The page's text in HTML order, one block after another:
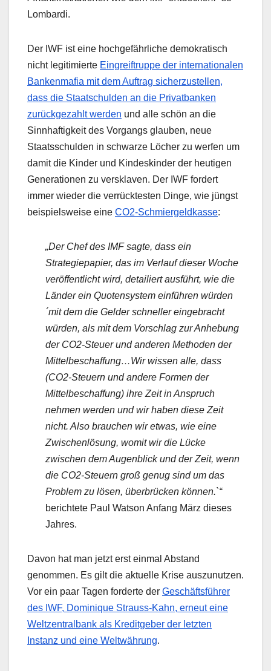
Lombardi.
Der IWF ist eine hochgefährliche demokratisch
nicht legitimierte Eingreiftruppe der internationalen
Bankenmafia mit dem Auftrag sicherzustellen,
dass die Staatschulden an die Privatbanken
zurückgezahlt werden und alle schön an die
Sinnhaftigkeit des Vorgangs glauben, neue
Staatsschulden in schwarze Löcher zu werfen um
damit die Kinder und Kindeskinder der heutigen
Generationen zu versklaven. Der IWF fordert
immer wieder die verrücktesten Dinge, wie jüngst
beispielsweise eine CO2-Schmiergeldkasse:
„Der Chef des IMF sagte, dass ein
Strategiepapier, das im Verlauf dieser Woche
veröffentlicht wird, detailiert ausführt, wie die
Länder ein Quotensystem einführen würden
´mit dem die Gelder schneller eingebracht
würden, als mit dem Vorschlag zur Anhebung
der CO2-Steuer und anderen Methoden der
Mittelbeschaffung…Wir wissen alle, dass
(CO2-Steuern und andere Formen der
Mittelbeschaffung) ihre Zeit in Anspruch
nehmen werden und wir haben diese Zeit
nicht. Also brauchen wir etwas, wie eine
Zwischenlösung, womit wir die Lücke
zwischen dem Augenblick und der Zeit, wenn
die CO2-Steuern groß genug sind um das
Problem zu lösen, überbrücken können.`“
berichtete Paul Watson Anfang März dieses
Jahres.
Davon hat man jetzt erst einmal Abstand
genommen. Es gilt die aktuelle Krise auszunutzen.
Vor ein paar Tagen forderte der Geschäftsführer
des IWF, Dominique Strauss-Kahn, erneut eine
Weltzentralbank als Kreditgeber der letzten
Instanz und eine Weltwährung.